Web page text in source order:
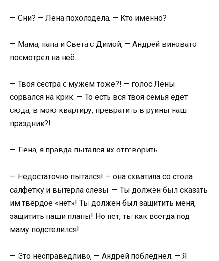
— Они? — Лена похолодела. — Кто именно?
— Мама, папа и Света с Димой, — Андрей виновато
посмотрел на неё.
— Твоя сестра с мужем тоже?! — голос Лены
сорвался на крик. — То есть вся твоя семья едет
сюда, в мою квартиру, превратить в руины наш
праздник?!
— Лена, я правда пытался их отговорить…
— Недостаточно пытался! — она схватила со стола
салфетку и вытерла слёзы. — Ты должен был сказать
им твёрдое «нет»! Ты должен был защитить меня,
защитить наши планы! Но нет, ты как всегда под
маму подстелился!
— Это несправедливо, — Андрей побледнел. — Я